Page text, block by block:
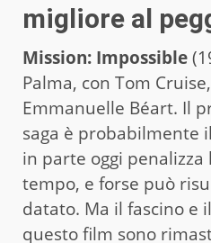
migliore al
Mission: Impossible
Palma, con Tom
Emmanuelle Béart. Il
saga è probabilmente
in parte oggi penalizza
tempo, e forse può
datato. Ma il fascino e
questo film sono